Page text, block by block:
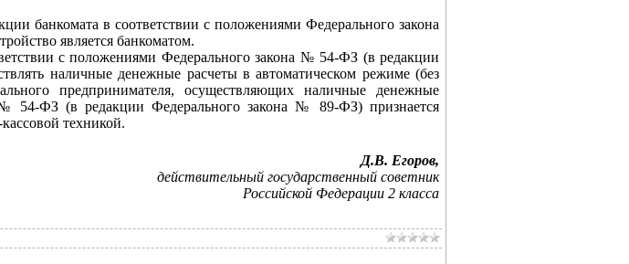
банкомата в соответствии с положениями Федерального закона
является банкоматом.
с положениями Федерального закона № 54-ФЗ (в редакции
наличные денежные расчеты в автоматическом режиме (без
предпринимателя, осуществляющих наличные денежные
№ 54-ФЗ (в редакции Федерального закона № 89-ФЗ) признается
техникой.
Д.В. Егоров,
действительный государственный советник
Российской Федерации 2 класса